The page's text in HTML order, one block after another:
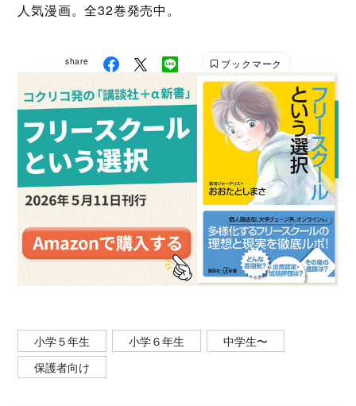
人気漫画。全32巻発売中。
share ブックマーク
小学５年生 小学６年生
中学生〜
保護者向け